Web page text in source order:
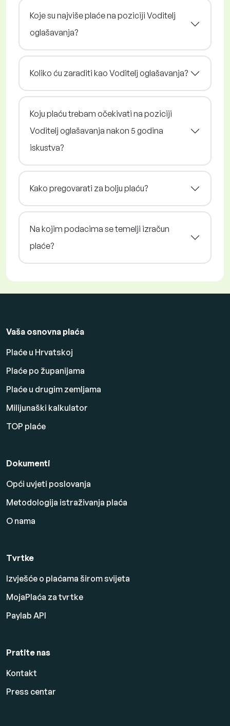
Koje su najviše plaće na poziciji Voditelj
oglašavanja?
Koliko ću zaraditi kao Voditelj oglašavanja?
Koju plaću trebam očekivati na poziciji
Voditelj oglašavanja nakon 5 godina
iskustva?
Kako pregovarati za bolju plaću?
Na kojim podacima se temelji izračun
plaće?
Vaša osnovna plaća
Plaće u Hrvatskoj
Plaće po županijama
Plaće u drugim zemljama
Milijunaški kalkulator
TOP plaće
Dokumenti
Opći uvjeti poslovanja
Metodologija istraživanja plaća
O nama
Tvrtke
Izvješće o plaćama širom svijeta
MojaPlaća za tvrtke
Paylab API
Pratite nas
Kontakt
Press centar